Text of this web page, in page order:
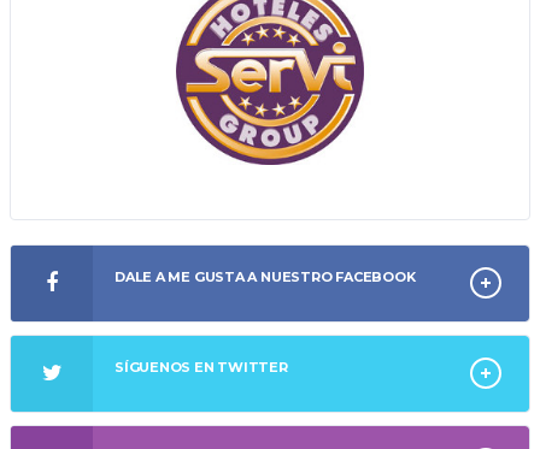
DALE A ME GUSTA A NUESTRO FACEBOOK
SÍGUENOS EN TWITTER